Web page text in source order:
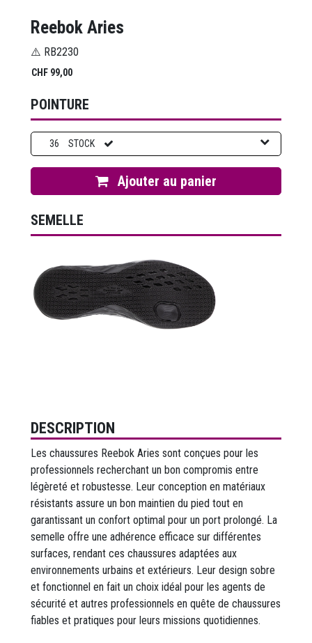
Reebok Aries
⚠️ RB2230
CHF 99,00
POINTURE
36 STOCK
Ajouter au panier
SEMELLE
DESCRIPTION
Les chaussures Reebok Aries sont conçues pour les
professionnels recherchant un bon compromis entre
légèreté et robustesse. Leur conception en matériaux
résistants assure un bon maintien du pied tout en
garantissant un confort optimal pour un port prolongé. La
semelle offre une adhérence efficace sur différentes
surfaces, rendant ces chaussures adaptées aux
environnements urbains et extérieurs. Leur design sobre
et fonctionnel en fait un choix idéal pour les agents de
sécurité et autres professionnels en quête de chaussures
fiables et pratiques pour leurs missions quotidiennes.